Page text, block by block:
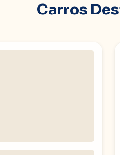
Carros